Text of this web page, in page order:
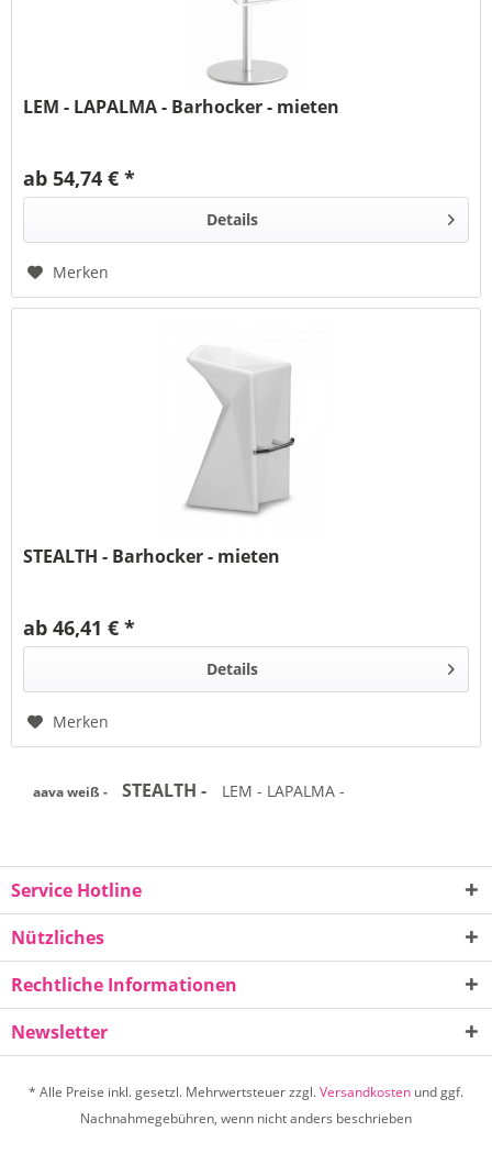
LEM - LAPALMA - Barhocker - mieten
ab 54,74 € *
Details
Merken
STEALTH - Barhocker - mieten
ab 46,41 € *
Details
Merken
aava weiß - STEALTH - LEM - LAPALMA -
Service Hotline
Nützliches
Rechtliche Informationen
Newsletter
* Alle Preise inkl. gesetzl. Mehrwertsteuer zzgl.Versandkosten und ggf.
Nachnahmegebühren, wenn nicht anders beschrieben